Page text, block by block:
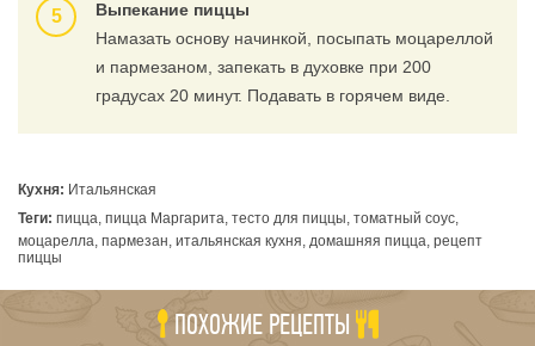
Выпекание пиццы
Намазать основу начинкой, посыпать моцареллой
и пармезаном, запекать в духовке при 200
градусах 20 минут. Подавать в горячем виде.
Кухня: Итальянская
Теги: пицца, пицца Маргарита, тесто для пиццы, томатный соус,
моцарелла, пармезан, итальянская кухня, домашняя пицца, рецепт
пиццы
ПОХОЖИЕ РЕЦЕПТЫ